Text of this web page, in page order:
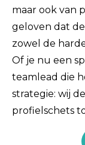
maar ook van
geloven dat
zowel de
Of je nu een
teamlead die
strategie: wij
profielschets